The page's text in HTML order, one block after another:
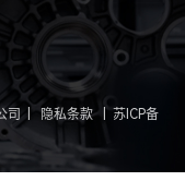
公司 |隐私条款|
苏ICP备